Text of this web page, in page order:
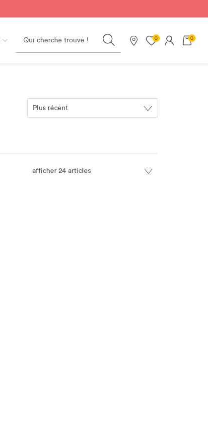
Search
Nos magasins
0 0